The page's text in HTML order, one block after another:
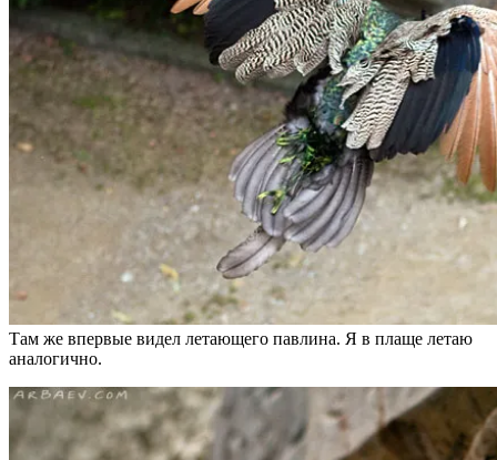
Там же впервые видел летающего павлина. Я в плаще летаю
аналогично.